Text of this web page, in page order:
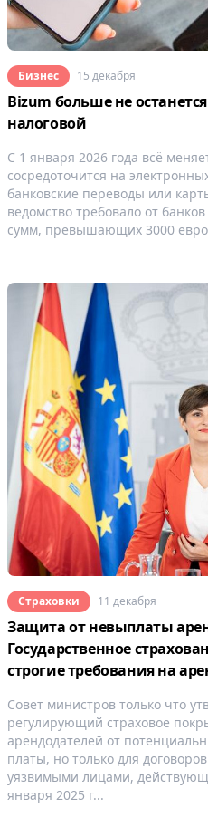
Бизнес 15 декабря
Bizum больше не
налоговой
С 1 января 2026 года всё
сосредоточится на
банковские переводы или
ведомство требовало от
сумм, превышающих 3000
Страховки 11 декабря
Защита от невыплаты
Государственное
строгие требования на
Совет министров только что
регулирующий страховое
арендодателей от
платы, но только для
уязвимыми лицами,
января 2025 г...